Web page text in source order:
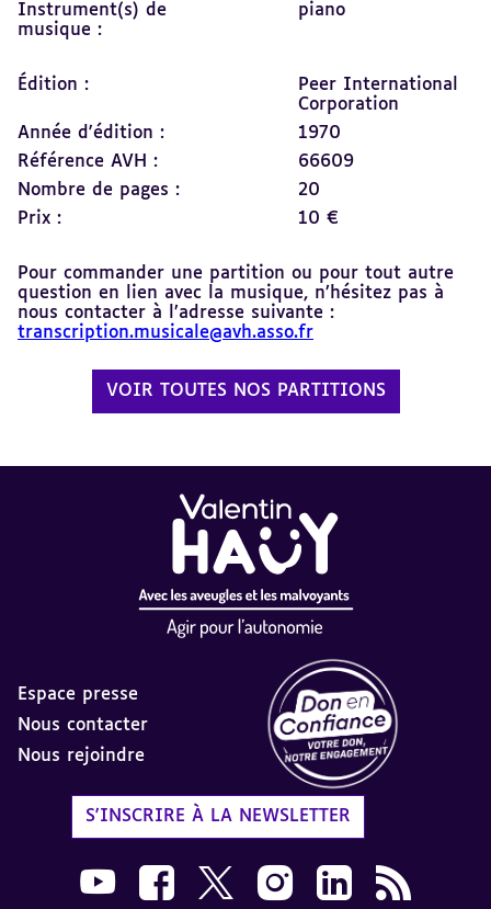
Instrument(s) de
musique :
piano
Édition :
Peer International
Corporation
Année d'édition :
1970
Référence AVH :
66609
Nombre de pages :
20
Prix :
10 €
Pour commander une partition ou pour tout autre
question en lien avec la musique, n’hésitez pas à
nous contacter à l’adresse suivante :
transcription.musicale@avh.asso.fr
VOIR TOUTES NOS PARTITIONS
Espace presse
Nous contacter
Nous rejoindre
S'INSCRIRE À LA NEWSLETTER
Nous suivre sur Youtube AVH dans une
Nous suivre sur Facebook AVH dans
Nous suivre sur X AVH dans une
Nous suivre sur Instagram
Nous suivre sur
Flux RSS